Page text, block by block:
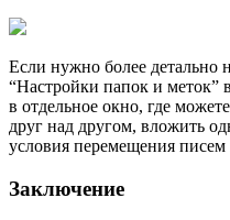
Если нужно более детально
“Настройки папок и
в отдельное окно, где
друг над другом, вложить
условия перемещения писем
Заключение